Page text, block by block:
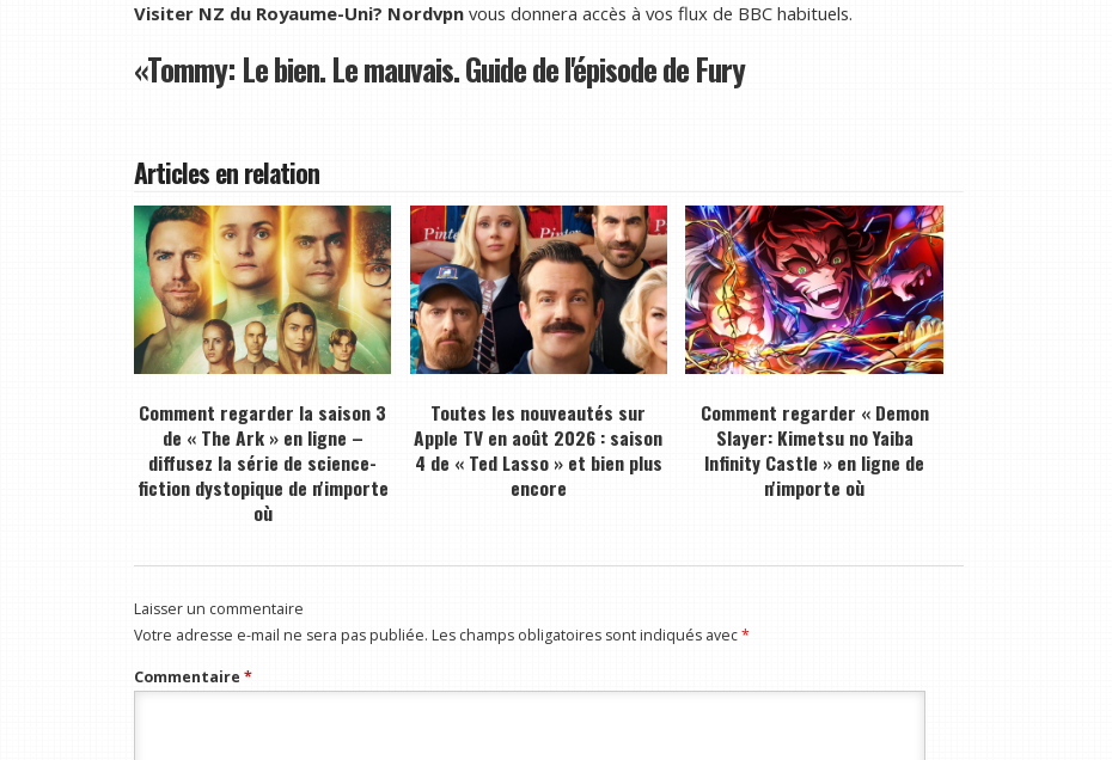
Visiter NZ du Royaume-Uni? Nordvpn vous donnera accès à vos flux de BBC habituels.
«Tommy: Le bien. Le mauvais. Guide de l'épisode de Fury
Articles en relation
Comment regarder la saison 3
de « The Ark » en ligne –
diffusez la série de science-
fiction dystopique de n'importe
où
Toutes les nouveautés sur
Apple TV en août 2026 : saison
4 de « Ted Lasso » et bien plus
encore
Comment regarder « Demon
Slayer: Kimetsu no Yaiba
Infinity Castle » en ligne de
n'importe où
Laisser un commentaire
Votre adresse e-mail ne sera pas publiée. Les champs obligatoires sont indiqués avec*
Commentaire *